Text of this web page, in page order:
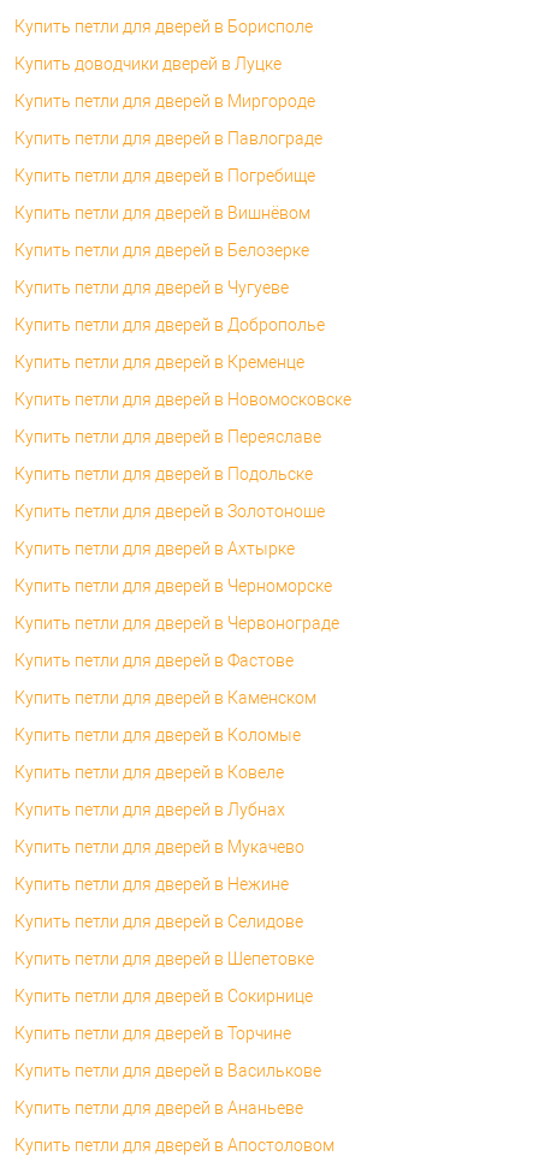
Купить петли для дверей в Борисполе
Купить доводчики дверей в Луцке
Купить петли для дверей в Миргороде
Купить петли для дверей в Павлограде
Купить петли для дверей в Погребище
Купить петли для дверей в Вишнёвом
Купить петли для дверей в Белозерке
Купить петли для дверей в Чугуеве
Купить петли для дверей в Доброполье
Купить петли для дверей в Кременце
Купить петли для дверей в Новомосковске
Купить петли для дверей в Переяславе
Купить петли для дверей в Подольске
Купить петли для дверей в Золотоноше
Купить петли для дверей в Ахтырке
Купить петли для дверей в Черноморске
Купить петли для дверей в Червонограде
Купить петли для дверей в Фастове
Купить петли для дверей в Каменском
Купить петли для дверей в Коломые
Купить петли для дверей в Ковеле
Купить петли для дверей в Лубнах
Купить петли для дверей в Мукачево
Купить петли для дверей в Нежине
Купить петли для дверей в Селидове
Купить петли для дверей в Шепетовке
Купить петли для дверей в Сокирнице
Купить петли для дверей в Торчине
Купить петли для дверей в Василькове
Купить петли для дверей в Ананьеве
Купить петли для дверей в Апостоловом